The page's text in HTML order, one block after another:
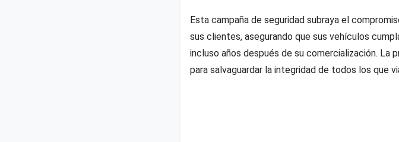
Esta campaña de seguridad subraya el
sus clientes, asegurando que sus vehículos
incluso años después de su comercialización. La
para salvaguardar la integridad de todos los que